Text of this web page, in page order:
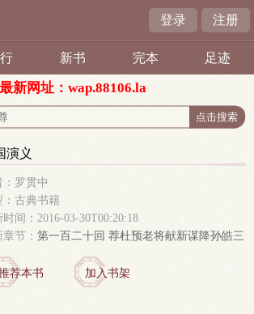
登录 注册
新书 完本 足迹
最新网址：wap.88106.la
演义
：罗贯中
：古典书籍
时间：2016-03-30T00:20:18
节： 第一百二十回 荐杜预老将献新谋降孙皓三
一统
荐本书 加入书架